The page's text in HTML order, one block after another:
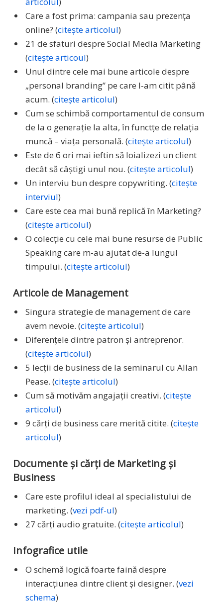
Care a fost prima: campania sau prezența
online? (citește articolul)
21 de sfaturi despre Social Media Marketing
(citește articoul)
Unul dintre cele mai bune articole despre
„personal branding” pe care l-am citit până
acum. (citește articolul)
Cum se schimbă comportamentul de consum
de la o generație la alta, în functțe de relația
muncă – viața personală. (citește articolul)
Este de 6 ori mai ieftin să loializezi un client
decât să câștigi unul nou. (citește articolul)
Un interviu bun despre copywriting. (citește
interviul)
Care este cea mai bună replică în Marketing?
(citește articolul)
O colecție cu cele mai bune resurse de Public
Speaking care m-au ajutat de-a lungul
timpului. (citește articolul)
Articole de Management
Singura strategie de management de care
avem nevoie. (citește articolul)
Diferențele dintre patron și antreprenor.
(citește articolul)
5 lecții de business de la seminarul cu Allan
Pease. (citește articolul)
Cum să motivăm angajații creativi. (citește
articolul)
9 cărți de business care merită citite. (citește
articolul)
Documente și cărți de Marketing și
Business
Care este profilul ideal al specialistului de
marketing. (vezi pdf-ul)
27 cărți audio gratuite. (citește articolul)
Infografice utile
O schemă logică foarte faină despre
interacțiunea dintre client și designer. (vezi
schema)